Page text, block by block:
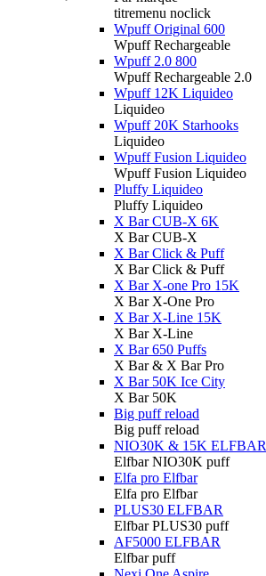
titremenu noclick
Wpuff Original 600
Wpuff Rechargeable
Wpuff 2.0 800
Wpuff Rechargeable 2.0
Wpuff 12K Liquideo
Liquideo
Wpuff 20K Starhooks
Liquideo
Wpuff Fusion Liquideo
Wpuff Fusion Liquideo
Pluffy Liquideo
Pluffy Liquideo
X Bar CUB-X 6K
X Bar CUB-X
X Bar Click & Puff
X Bar Click & Puff
X Bar X-one Pro 15K
X Bar X-One Pro
X Bar X-Line 15K
X Bar X-Line
X Bar 650 Puffs
X Bar & X Bar Pro
X Bar 50K Ice City
X Bar 50K
Big puff reload
Big puff reload
NIO30K & 15K ELFBAR
Elfbar NIO30K puff
Elfa pro Elfbar
Elfa pro Elfbar
PLUS30 ELFBAR
Elfbar PLUS30 puff
AF5000 ELFBAR
Elfbar puff